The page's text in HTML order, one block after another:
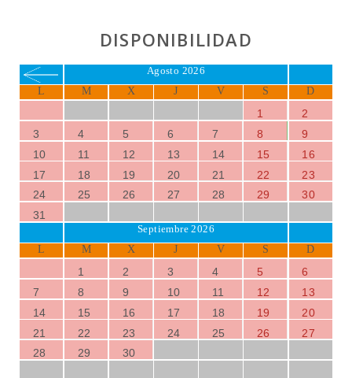
DISPONIBILIDAD
Agosto 2026
L M X J V S D
1
2
3
4 5 6 7 8
9
10
11 12 13 14 15
16
17
18 19 20 21 22
23
24
25 26 27 28 29
30
31
Septiembre 2026
L M X J V S D
1 2 3 4 5
6
7
8 9 10 11 12
13
14
15 16 17 18 19
20
21
22 23 24 25 26
27
28
29 30